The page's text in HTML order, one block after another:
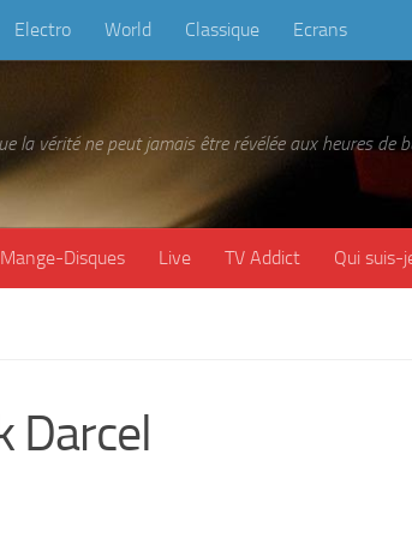
Electro World Classique Ecrans
la vérité ne peut jamais être révélée aux heures de
Mange-Disques Live TV Addict Qui suis-
Darcel